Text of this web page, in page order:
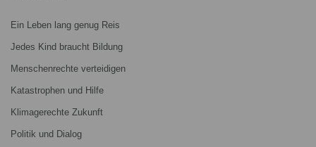
Ein Leben lang genug Reis
Jedes Kind braucht Bildung
Menschenrechte verteidigen
Katastrophen und Hilfe
Klimagerechte Zukunft
Politik und Dialog